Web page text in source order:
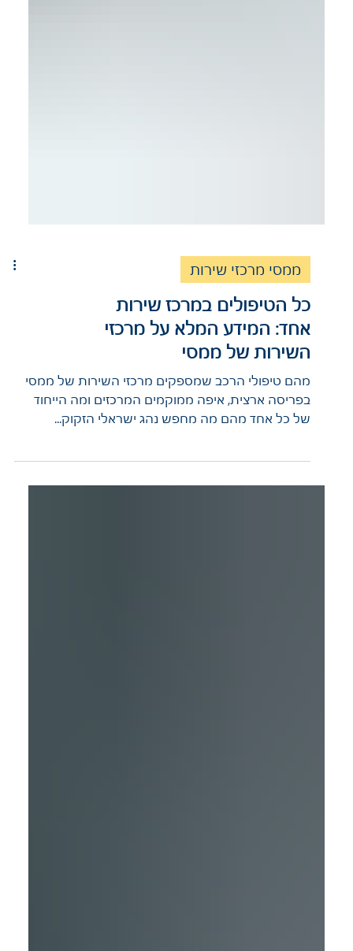
ממסי מרכזי שירות
כל הטיפולים במרכז שירות
אחד: המידע המלא על מרכזי
השירות של ממסי
מהם טיפולי הרכב שמספקים מרכזי השירות של ממסי
של כל אחד מהם מה מחפש נהג ישראלי הזקוק...